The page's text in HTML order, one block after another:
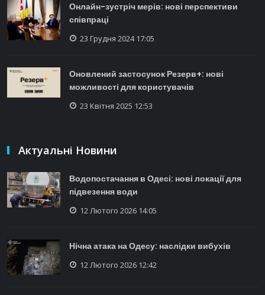
Онлайн-зустріч мерів: нові перспективи
співпраці
23 Грудня 2024 17:05
Оновлений застосунок Резерв+: нові
можливості для користувачів
23 Квітня 2025 12:53
Актуальні Новини
Водопостачання в Одесі: нові локації для
підвезення води
12 Лютого 2026 14:05
Нічна атака на Одесу: наслідки вибухів
12 Лютого 2026 12:42